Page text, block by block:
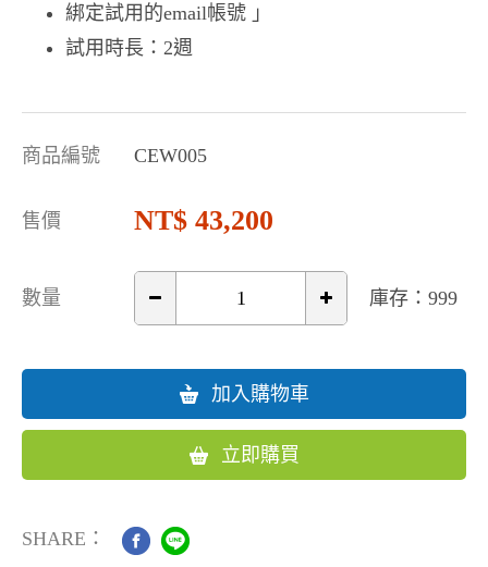
綁定試用的email帳號 」
試用時長：2週
商品編號 CEW005
售價 43,200
數量 庫存：999
加入購物車
立即購買
SHARE：